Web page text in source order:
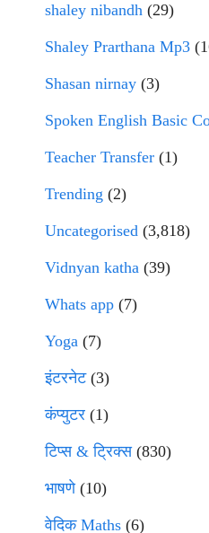
shaley nibandh (29)
Shaley Prarthana Mp3
Shasan nirnay (3)
Spoken English Basic
Teacher Transfer (1)
Trending (2)
Uncategorised (3,818)
Vidnyan katha (39)
Whats app (7)
Yoga (7)
इंटरनेट(3)
कंप्युटर (1)
टिप्स & ट्रिक्स(830)
भाषणे(10)
वेदिक Maths (6)